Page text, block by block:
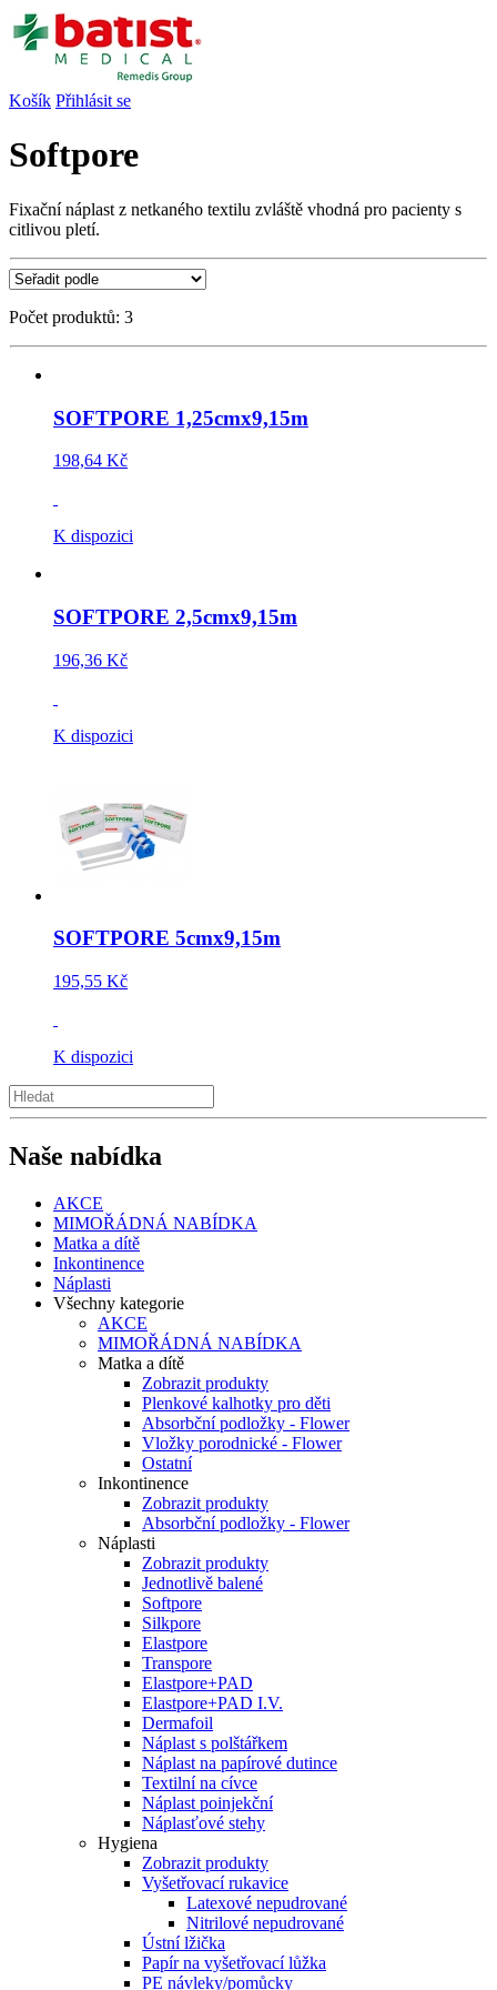
Košík Přihlásit se
Softpore
Fixační náplast z netkaného textilu zvláště vhodná pro pacienty s
citlivou pletí.
Počet produktů: 3
SOFTPORE 1,25cmx9,15m
198,64 Kč
K dispozici
SOFTPORE 2,5cmx9,15m
196,36 Kč
K dispozici
SOFTPORE 5cmx9,15m
195,55 Kč
K dispozici
Naše nabídka
AKCE
MIMOŘÁDNÁ NABÍDKA
Matka a dítě
Inkontinence
Náplasti
Všechny kategorie
AKCE
MIMOŘÁDNÁ NABÍDKA
Matka a dítě
Zobrazit produkty
Plenkové kalhotky pro děti
Absorbční podložky - Flower
Vložky porodnické - Flower
Ostatní
Inkontinence
Zobrazit produkty
Absorbční podložky - Flower
Náplasti
Zobrazit produkty
Jednotlivě balené
Softpore
Silkpore
Elastpore
Transpore
Elastpore+PAD
Elastpore+PAD I.V.
Dermafoil
Náplast s polštářkem
Náplast na papírové dutince
Textilní na cívce
Náplast poinjekční
Náplasťové stehy
Hygiena
Zobrazit produkty
Vyšetřovací rukavice
Latexové nepudrované
Nitrilové nepudrované
Ústní lžička
Papír na vyšetřovací lůžka
PE návleky/pomůcky